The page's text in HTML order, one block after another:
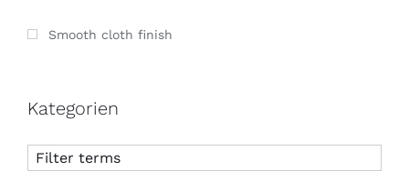
Smooth cloth finish
Kategorien